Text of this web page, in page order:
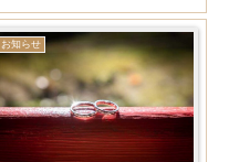
お知らせ